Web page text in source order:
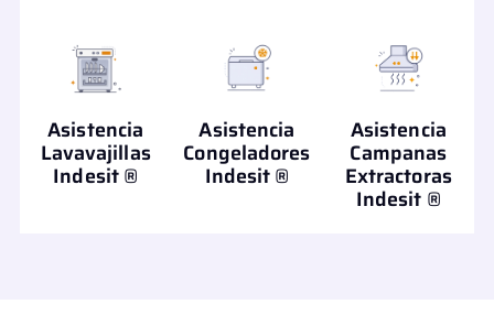
Asistencia
Lavavajillas
Indesit ®
Asistencia
Congeladores
Indesit ®
Asistencia
Campanas
Extractoras
Indesit ®